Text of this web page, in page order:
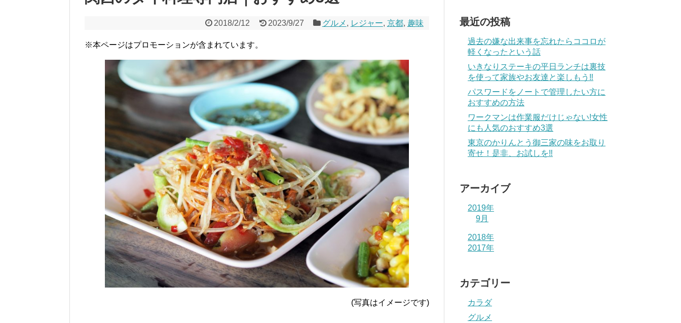
2018/2/12 2023/9/27 グルメ , レジャー, 京都, 趣味
※本ページはプロモーションが含まれています。
(写真はイメージです)
最近の投稿
過去の嫌な出来事を忘れたらココロが
軽くなったという話
いきなりステーキの平日ランチは裏技
を使って家族やお友達と楽しもう‼
パスワードをノートで管理したい方に
おすすめの方法
ワークマンは作業服だけじゃない!女性
にも人気のおすすめ3選
東京のかりんとう御三家の味をお取り
寄せ！是非、お試しを‼
アーカイブ
2019年
9月
2018年
2017年
カテゴリー
カラダ
グルメ